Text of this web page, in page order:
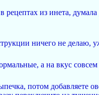
рецептах из инета,
ничего не делаю,
а на вкус
потом добавляете